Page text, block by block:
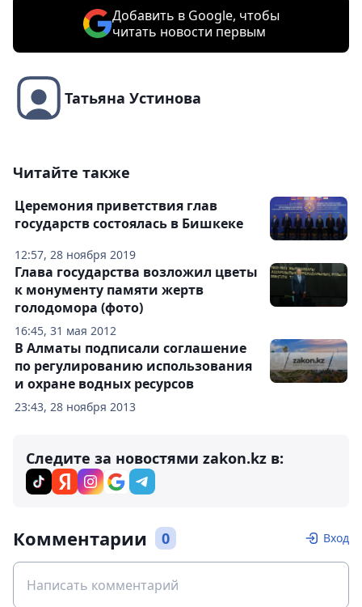
Добавить в Google, чтобы
читать новости первым
Татьяна Устинова
Читайте также
12:57, 28 ноября 2019
Церемония приветствия глав
государств состоялась в Бишкеке
16:45, 31 мая 2012
Глава государства возложил цветы
к монументу памяти жертв
голодомора (фото)
23:43, 28 ноября 2013
В Алматы подписали соглашение
по регулированию использования
и охране водных ресурсов
Следите за новостями zakon.kz в:
Комментарии 0 Вход